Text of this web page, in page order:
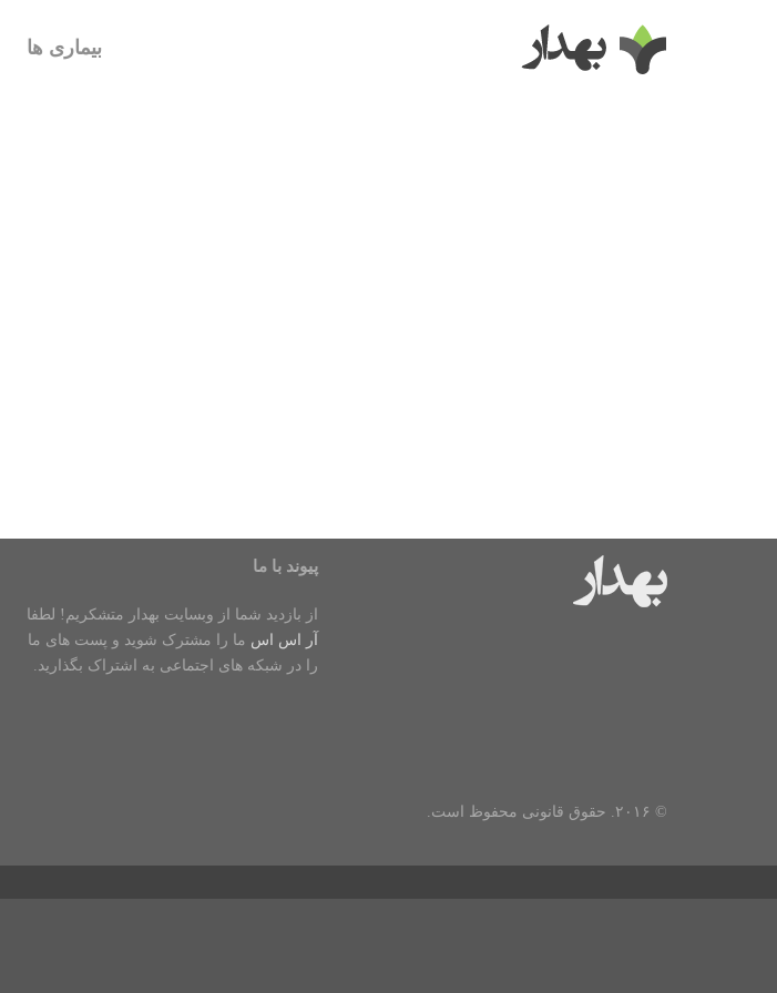
بیماری ها
پیوند با ما
از بازدید شما از وبسایت بهدار متشکریم! لطفا
آر اس اس ما را مشترک شوید و پست های ما
را در شبکه های اجتماعی به اشتراک بگذارید.
© ۲۰۱۶. حقوق قانونی محفوظ است.